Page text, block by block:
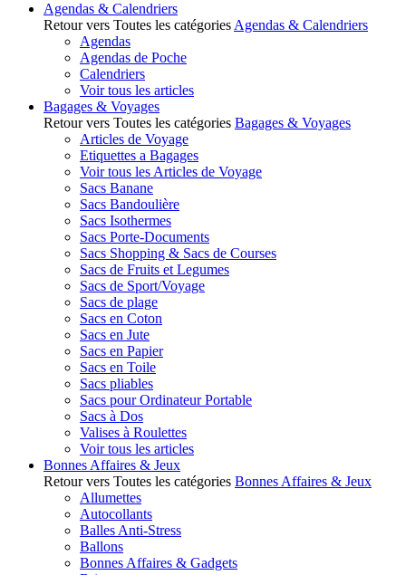
Agendas & Calendriers
Retour vers Toutes les catégories Agendas & Calendriers
Agendas
Agendas de Poche
Calendriers
Voir tous les articles
Bagages & Voyages
Retour vers Toutes les catégories Bagages & Voyages
Articles de Voyage
Etiquettes a Bagages
Voir tous les Articles de Voyage
Sacs Banane
Sacs Bandoulière
Sacs Isothermes
Sacs Porte-Documents
Sacs Shopping & Sacs de Courses
Sacs de Fruits et Legumes
Sacs de Sport/Voyage
Sacs de plage
Sacs en Coton
Sacs en Jute
Sacs en Papier
Sacs en Toile
Sacs pliables
Sacs pour Ordinateur Portable
Sacs à Dos
Valises à Roulettes
Voir tous les articles
Bonnes Affaires & Jeux
Retour vers Toutes les catégories Bonnes Affaires & Jeux
Allumettes
Autocollants
Balles Anti-Stress
Ballons
Bonnes Affaires & Gadgets